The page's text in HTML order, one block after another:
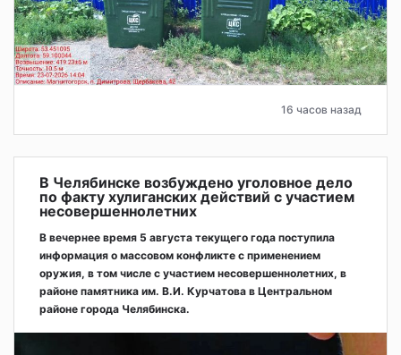
16 часов назад
В Челябинске возбуждено уголовное дело
по факту хулиганских действий с участием
несовершеннолетних
В вечернее время 5 августа текущего года поступила
информация о массовом конфликте с применением
оружия, в том числе с участием несовершеннолетних, в
районе памятника им. В.И. Курчатова в Центральном
районе города Челябинска.